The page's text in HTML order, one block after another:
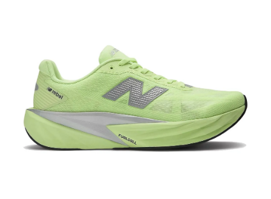
VÝPREDAJ
Vrátenie a výmena Doprava a platba
Blog